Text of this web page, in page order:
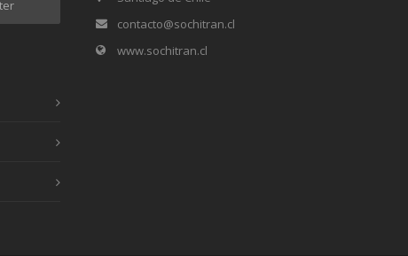
contacto@sochitran.cl
www.sochitran.cl